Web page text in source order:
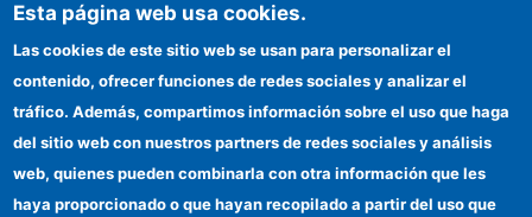
Instituto de Políticas y Bienes Públicos
IPP
Sede electrónica CSIC
Esta página web usa cookies.
Las cookies de este sitio web se usan para personalizar el
contenido, ofrecer funciones de redes sociales y analizar el
tráfico. Además, compartimos información sobre el uso que haga
del sitio web con nuestros partners de redes sociales y análisis
web, quienes pueden combinarla con otra información que les
haya proporcionado o que hayan recopilado a partir del uso que